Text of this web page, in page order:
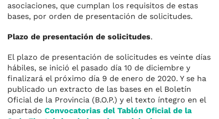
asociaciones, que cumplan los requisitos de estas
bases, por orden de presentación de solicitudes.
Plazo de presentación de solicitudes.
El plazo de presentación de solicitudes es veinte días
hábiles, se inició el pasado día 10 de diciembre y
finalizará el próximo día 9 de enero de 2020. Y se ha
publicado un extracto de las bases en el Boletín
Oficial de la Provincia (B.O.P.) y el texto íntegro en el
apartado Convocatorias del Tablón Oficial de la